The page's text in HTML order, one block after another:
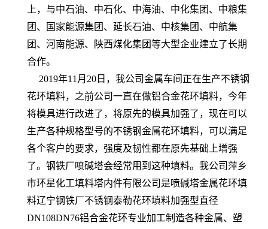
上，与中石油、中石化、中海油、中化集团、中粮集
团、国家能源集团、延长石油、中核集团、中航集
团、河南能源、陕西煤化集团等大型企业建立了长期
合作。
2019年11月20日，我公司金属车间正在生产不锈钢
花环填料，之前公司一直在做铝合金花环填料，今年
将模具进行改进了，将原先的模具加强了，现在可以
生产各种规格型号的不锈钢金属花环填料，可以满足
各个客户的要求，强度及韧性都在原先基础上增强
了。钢铁厂喷碱塔会经常用到这种填料。我公司萍乡
市环星化工填料塔内件有限公司是喷碱塔金属花环填
料辽宁钢铁厂不锈钢泰勒花环填料加强型直径
DN108DN76铝合金花环专业加工制造各种金属、塑